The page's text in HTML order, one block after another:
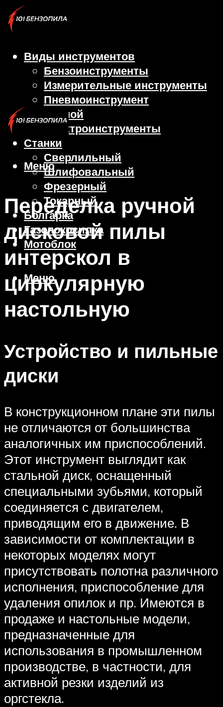
Виды инструментов
Бензоинструменты
Измерительные инструменты
Пневмоинструмент
Ручной
Электроинструменты
Станки
Сверлильный
Шлифовальный
Фрезерный
Токарный
Болгарка
Газонокосилка
Мотоблок
Меню
Меню
Переделка ручной
дисковой пилы
интерскол в
циркулярную
настольную
Устройство и пильные
диски
В конструкционном плане эти пилы
не отличаются от большинства
аналогичных им приспособлений.
Этот инструмент выглядит как
стальной диск, оснащенный
специальными зубьями, который
соединяется с двигателем,
приводящим его в движение. В
зависимости от комплектации в
некоторых моделях могут
присутствовать полотна различного
исполнения, приспособление для
удаления опилок и пр. Имеются в
продаже и настольные модели,
предназначенные для
использования в промышленном
производстве, в частности, для
активной резки изделий из
оргстекла.